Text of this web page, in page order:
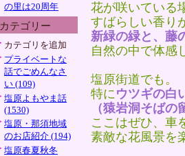
の里は20周年
カテゴリー
カテゴリを追加
プライベートな
話でごめんなさ
い (109)
塩原よもやま話
(1530)
塩原・那須地域
のお店紹介 (194)
塩原春夏秋冬
花が咲いている
すばらしい香り
新緑の緑と、藤
自然の中で体感
塩原街道でも。
特にウツギの白
（猿岩洞そば
ここはぜひ、車
素敵な花風景を